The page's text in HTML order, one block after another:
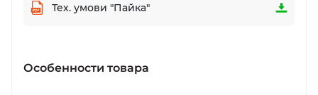
Тех. умови "Пайка"
Особенности товара